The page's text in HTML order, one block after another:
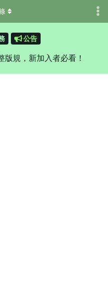
公告
版規，新加入者必看！